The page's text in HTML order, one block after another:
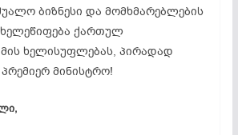
ბიზნესი და მომხმარებლების
ხელეწიფება ქართულ
ხელისუფლებას, პირადად
მინისტრო!